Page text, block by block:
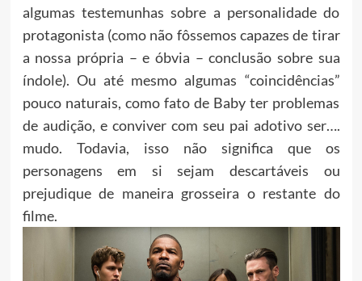
algumas testemunhas sobre a personalidade do
protagonista (como não fôssemos capazes de tirar
a nossa própria – e óbvia – conclusão sobre sua
índole). Ou até mesmo algumas “coincidências”
pouco naturais, como fato de Baby ter problemas
de audição, e conviver com seu pai adotivo ser….
mudo. Todavia, isso não significa que os
personagens em si sejam descartáveis ou
prejudique de maneira grosseira o restante do
filme.